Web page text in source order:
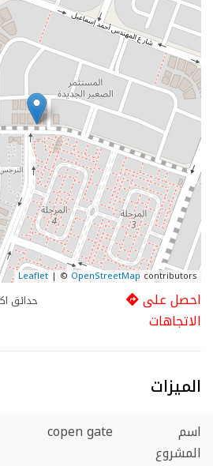
Leaflet| © OpenStreetMapcontributors
حدائق
احصل على
الاتجاهات
الميزات
اسم
المشروع
copen gate